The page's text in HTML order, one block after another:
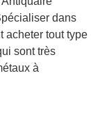
dans
acheter tout type
sont très
à